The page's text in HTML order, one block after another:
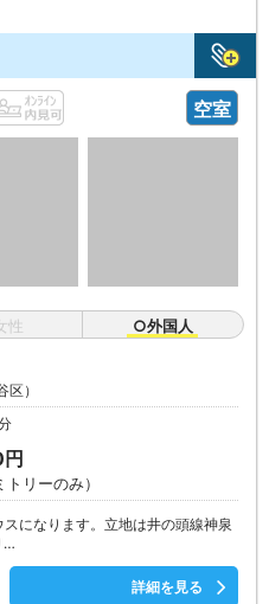
空室
性 ○外国人
）
リーのみ）
になります。立地は井の頭線神泉
…
詳細を見る